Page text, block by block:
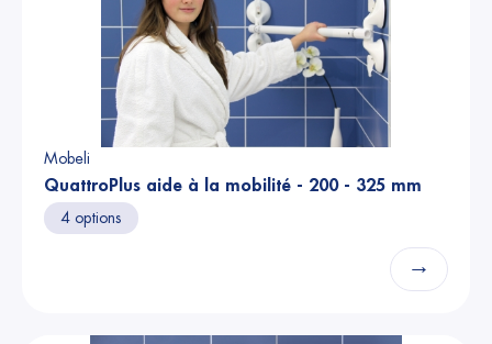
Mobeli
QuattroPlus aide à la mobilité - 200 - 325 mm
4 options
→